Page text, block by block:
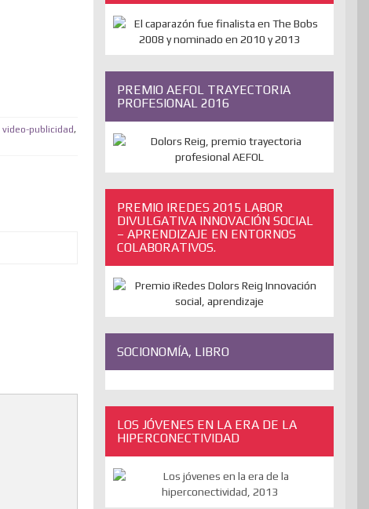
video-publicidad,
PREMIO AEFOL TRAYECTORIA
PROFESIONAL 2016
PREMIO IREDES 2015 LABOR
DIVULGATIVA INNOVACIÓN SOCIAL
– APRENDIZAJE EN ENTORNOS
COLABORATIVOS.
SOCIONOMÍA, LIBRO
LOS JÓVENES EN LA ERA DE LA
HIPERCONECTIVIDAD